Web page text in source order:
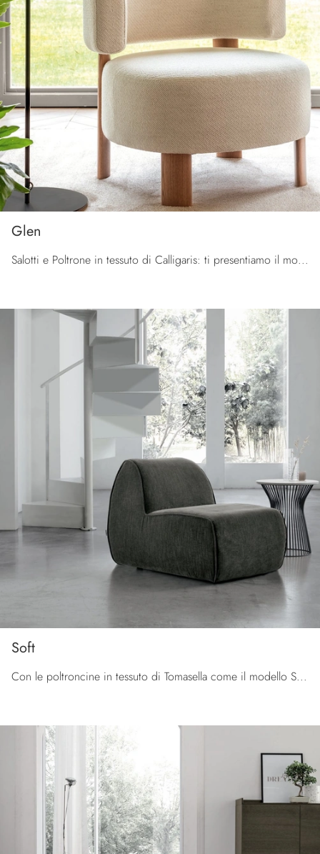
Glen
Salotti e Poltrone in tessuto di Calligaris: ti presentiamo il modello Glen in tessuto per impreziosire i tuoi spazi.
Soft
Con le poltroncine in tessuto di Tomasella come il modello Soft potrai completare il tuo progetto d'arredo.